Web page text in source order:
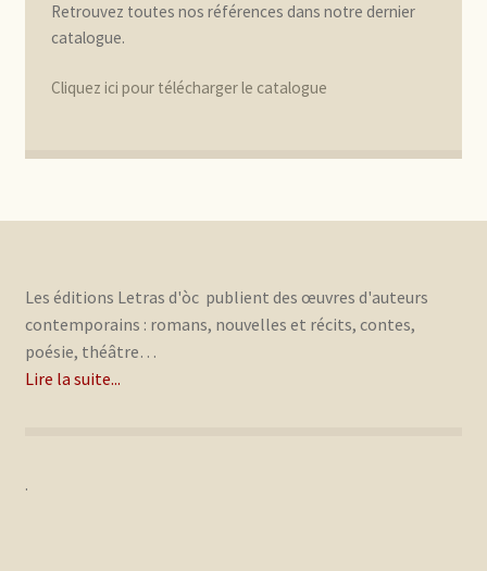
Retrouvez toutes nos références dans notre dernier
catalogue.
Cliquez ici pour télécharger le catalogue
Les éditions Letras d'òc publient des œuvres d'auteurs
contemporains : romans, nouvelles et récits, contes,
poésie, théâtre…
Lire la suite...
.